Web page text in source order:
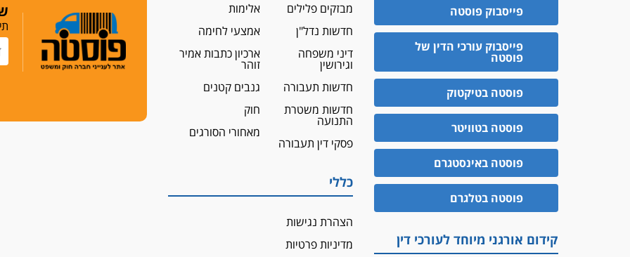
פייסבוק פוסטה
פייסבוק עורכי הדין של
פוסטה
פוסטה בטיקטוק
פוסטה בטוויטר
פוסטה באינסטגרם
פוסטה בטלגרם
קידום אורגני מיוחד לעורכי דין
מבזקים פלילים
חדשות נדל"ן
דיני משפחה
וגירושין
חדשות תעבורה
חדשות משטרת
התנועה
פסקי דין תעבורה
אלימות
אמצעי לחימה
ארכיון כתבות אמיר
זוהר
גנבים קטנים
חוק
מאחורי הסורגים
כללי
הצהרת נגישות
מדיניות פרטיות